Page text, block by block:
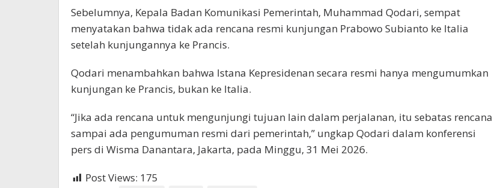
Sebelumnya, Kepala Badan Komunikasi Pemerintah, Muhammad Qodari, sempat
menyatakan bahwa tidak ada rencana resmi kunjungan Prabowo Subianto ke Italia
setelah kunjungannya ke Prancis.
Qodari menambahkan bahwa Istana Kepresidenan secara resmi hanya mengumumkan
kunjungan ke Prancis, bukan ke Italia.
“Jika ada rencana untuk mengunjungi tujuan lain dalam perjalanan, itu sebatas rencana
sampai ada pengumuman resmi dari pemerintah,” ungkap Qodari dalam konferensi
pers di Wisma Danantara, Jakarta, pada Minggu, 31 Mei 2026.
Post Views: 175